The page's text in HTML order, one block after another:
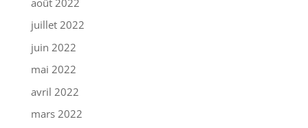
juillet 2022
juin 2022
mai 2022
avril 2022
mars 2022